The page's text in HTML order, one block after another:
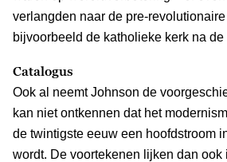
verlangden naar de pre-
bijvoorbeeld de katholieke kerk na
Catalogus
Ook al neemt Johnson de
kan niet ontkennen dat het
de twintigste eeuw een hoofdstroom
wordt. De voortekenen lijken dan ook